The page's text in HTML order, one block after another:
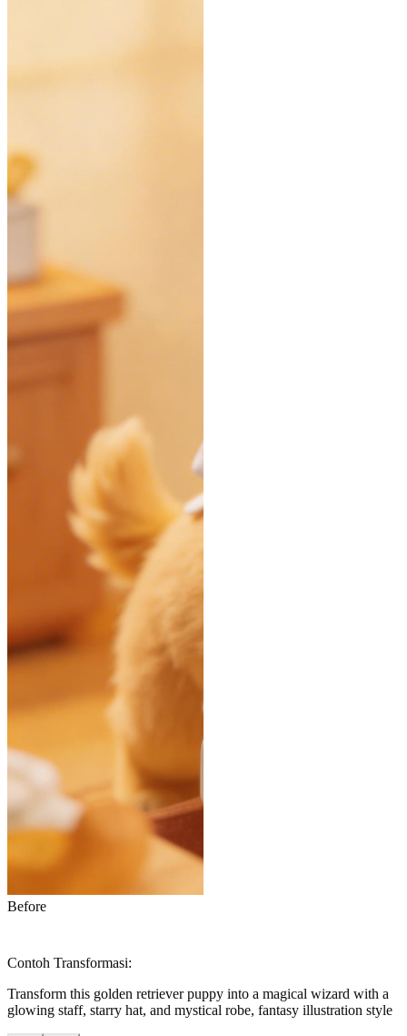
Before
Contoh Transformasi:
Transform this golden retriever puppy into a magical wizard with a
glowing staff, starry hat, and mystical robe, fantasy illustration style